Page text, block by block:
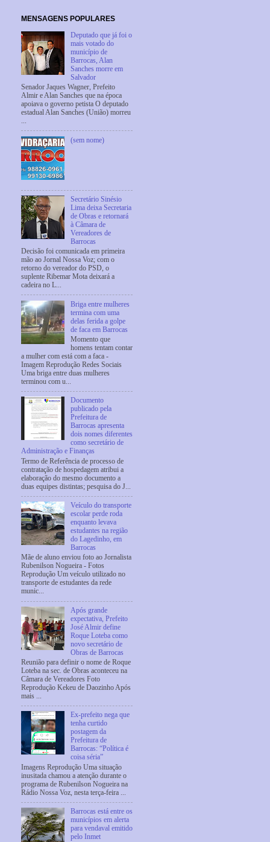
MENSAGENS POPULARES
Deputado que já foi o
mais votado do
município de
Barrocas, Alan
Sanches morre em
Salvador
Senador Jaques Wagner, Prefeito
Almir e Alan Sanches que na época
apoiava o governo petista O deputado
estadual Alan Sanches (União) morreu
...
(sem nome)
Secretário Sinésio
Lima deixa Secretaria
de Obras e retornará
à Câmara de
Vereadores de
Barrocas
Decisão foi comunicada em primeira
mão ao Jornal Nossa Voz; com o
retorno do vereador do PSD, o
suplente Ribemar Mota deixará a
cadeira no L...
Briga entre mulheres
termina com uma
delas ferida a golpe
de faca em Barrocas
Momento que
homens tentam contar
a mulher com está com a faca -
Imagem Reprodução Redes Sociais
Uma briga entre duas mulheres
terminou com u...
Documento
publicado pela
Prefeitura de
Barrocas apresenta
dois nomes diferentes
como secretário de
Administração e Finanças
Termo de Referência de processo de
contratação de hospedagem atribui a
elaboração do mesmo documento a
duas equipes distintas; pesquisa do J...
Veículo do transporte
escolar perde roda
enquanto levava
estudantes na região
do Lagedinho, em
Barrocas
Mãe de aluno enviou foto ao Jornalista
Rubenilson Nogueira - Fotos
Reprodução Um veículo utilizado no
transporte de estudantes da rede
munic...
Após grande
expectativa, Prefeito
José Almir define
Roque Loteba como
novo secretário de
Obras de Barrocas
Reunião para definir o nome de Roque
Loteba na sec. de Obras aconteceu na
Câmara de Vereadores Foto
Reprodução Kekeu de Daozinho Após
mais ...
Ex-prefeito nega que
tenha curtido
postagem da
Prefeitura de
Barrocas: “Política é
coisa séria”
Imagens Reprodução Uma situação
inusitada chamou a atenção durante o
programa de Rubenilson Nogueira na
Rádio Nossa Voz, nesta terça-feira ...
Barrocas está entre os
municípios em alerta
para vendaval emitido
pelo Inmet